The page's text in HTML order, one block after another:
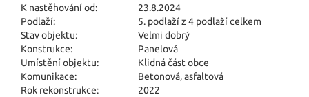
K nastěhování od:
23.8.2024
Podlaží:
5. podlaží z 4 podlaží celkem
Stav objektu:
Velmi dobrý
Konstrukce:
Panelová
Umístění objektu:
Klidná část obce
Komunikace:
Betonová,asfaltová
Rok rekonstrukce:
2022